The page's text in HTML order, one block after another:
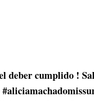
deber cumplido !